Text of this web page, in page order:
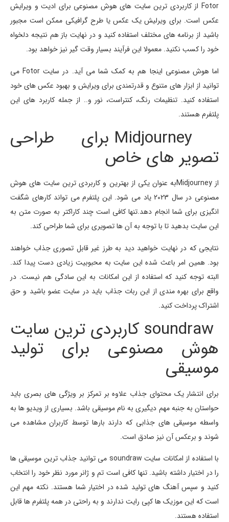
Fotor از کاربردی ترین سایت های هوش مصنوعی برای ادیت و ویرایش
عکس است. برای ویرلیش یک عکس یا طرح گرافیکی ممکن است مجبور
باشید از برنامه های مختلف استفاده کنید و در نهایت باز هم نتیجه دلخواه
خود را کسب نکنید. معمولا این فرآیند بسیار وقت گیر نیز خواهد بود.
اما هوش مصنوعی اینجا هم به کمک شما می آید. در سایت Fotor می
توانید از ابزار های متنوع و قدرتمندی برای ویرایش و بهبود عکس های خود
استفاده کنید. تنظیمات رنگ، کنتراست، نور و.. از جمله کاربرد های این
پلتفرم هستند.
Midjourney برای طراحی
تصویر های خاص
از Midjourneyبه عنوان یکی از بهترین و کاربردی ترین سایت های هوش
مصنوعی در سال 2023 یاد می شود. این پلتفرم می تواند کارهای شگفت
انگیزی برای شما انجام دهد.تنها کافی است چند کاراکتر به صورت متن به
این سایت بدهید تا با توجه به آن ها تصویری برای شما طراحی کند.
نتایجی که در نهایت خواهید دید به طرز غیر قابل تصوری جذاب خواهند
بود. همین امر باعث شده این سایت به محبوبیت زیادی دست پیدا کند.
البته توجه کنید که استفاده از این امکانات به این سادگی هم نیست. در
واقع برای بهره مندی از این ربات جذاب باید در سایت عضو باشید و حق
اشتراک پرداخت کنید.
soundraw کاربردی ترین سایت
هوش مصنوعی برای تولید
موسیقی
برای انتشار یک محتوای جذاب علاوه بر تمرکز بر ویژگی های بصری باید
حواستان به جنبه مهم دیگیری به نام موسیقی باشد. بسیاری از ویدیو ها به
واسطه موسیقی های جذابی که دارند بارها توسط کاربران مشاهده می
شوند و برعکس آن نیز صادق است.
با استفاده از امکانات سایت soundraw می توانید جذاب ترین موسیقی ها
را در اختیار داشته باشید. تنها کافی است تم و ژانر مورد نظر خود را انتخاب
کنید و سپس آهنگ های تولید شده در اختیار شما هستند. نکته مهم این
است که این موزیک ها کپی رایت ندارند و به راحتی در همه پلتفرم ها قابل
استفاده هستند.